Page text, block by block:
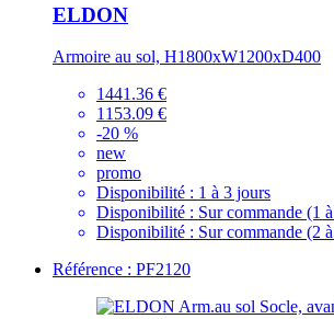
ELDON
Armoire au sol, H1800xW1200xD400
1441.36 €
1153.09 €
-20 %
new
promo
Disponibilité : 1 à 3 jours
Disponibilité : Sur commande (1
Disponibilité : Sur commande (2
Référence : PF2120